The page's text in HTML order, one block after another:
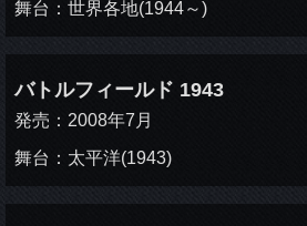
舞台：世界各地(1944～)
バトルフィールド 1943
発売：2008年7月
舞台：太平洋(1943)